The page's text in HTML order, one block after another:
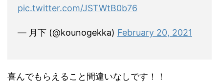
pic.twitter.com/JSTWtB0b76
— 月下 (@kounogekka) February 20, 2021
喜んでもらえること間違いなしです！！